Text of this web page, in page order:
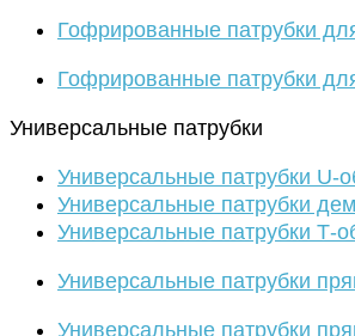
Гофрированные патрубки
Гофрированные патрубки
Универсальные патрубки
Универсальные патрубки U-
Универсальные патрубки
Универсальные патрубки Т-
Универсальные патрубки
Универсальные патрубки